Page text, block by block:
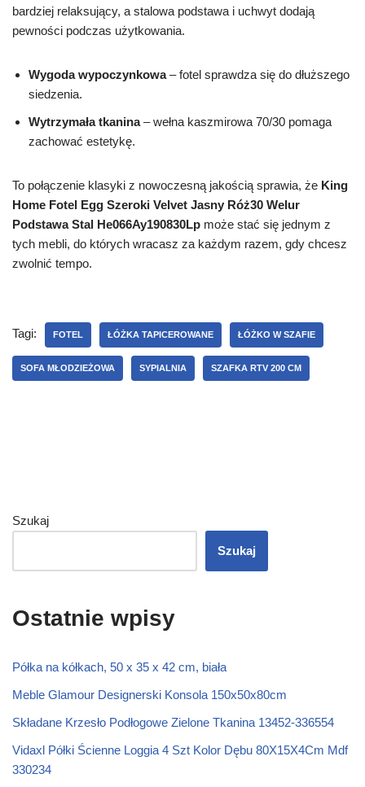
bardziej relaksujący, a stalowa podstawa i uchwyt dodają
pewności podczas użytkowania.
Wygoda wypoczynkowa– fotel sprawdza się do dłuższego
siedzenia.
Wytrzymała tkanina– wełna kaszmirowa 70/30 pomaga
zachować estetykę.
To połączenie klasyki z nowoczesną jakością sprawia, że King
Home Fotel Egg Szeroki Velvet Jasny Róż30 Welur
Podstawa Stal He066Ay190830Lp może stać się jednym z
tych mebli, do których wracasz za każdym razem, gdy chcesz
zwolnić tempo.
Tagi: FOTEL ŁÓŻKA TAPICEROWANE ŁÓŻKO W SZAFIE
SOFA MŁODZIEŻOWA SYPIALNIA SZAFKA RTV 200 CM
Szukaj
Szukaj
Ostatnie wpisy
Półka na kółkach, 50 x 35 x 42 cm, biała
Meble Glamour Designerski Konsola 150x50x80cm
Składane Krzesło Podłogowe Zielone Tkanina 13452-336554
Vidaxl Półki Ścienne Loggia 4 Szt Kolor Dębu 80X15X4Cm Mdf
330234